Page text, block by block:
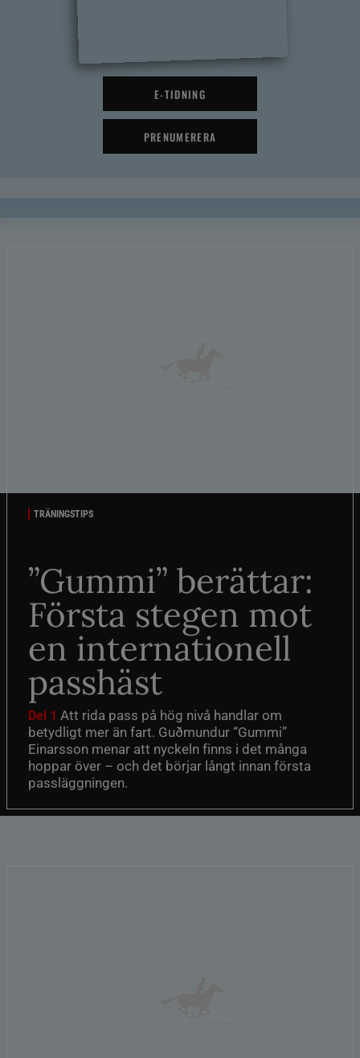
E-TIDNING
PRENUMERERA
TRÄNINGSTIPS
”Gummi” berättar:
Första stegen mot
en internationell
passhäst
Del 1 Att rida pass på hög nivå handlar om
betydligt mer än fart. Guðmundur “Gummi”
Einarsson menar att nyckeln finns i det många
hoppar över – och det börjar långt innan första
passläggningen.